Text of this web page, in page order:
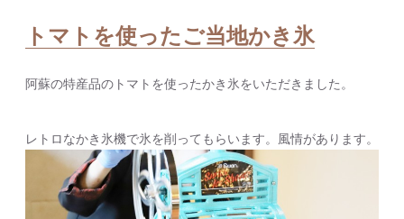
トマトを使ったご当地かき氷
阿蘇の特産品のトマトを使ったかき氷をいただきました。
レトロなかき氷機で氷を削ってもらいます。風情があります。